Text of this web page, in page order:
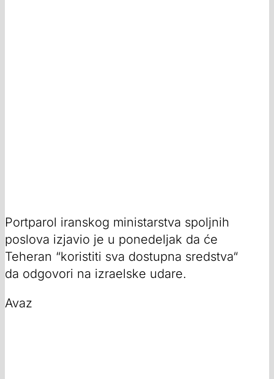
Portparol iranskog ministarstva spoljnih
poslova izjavio je u ponedeljak da će
Teheran “koristiti sva dostupna sredstva“
da odgovori na izraelske udare.
Avaz